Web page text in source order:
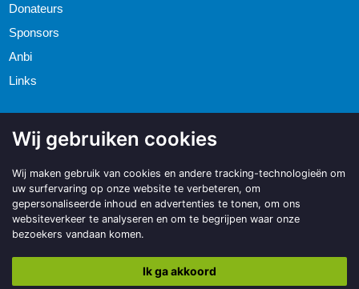
Wij gebruiken cookies
Wij maken gebruik van cookies en andere tracking-technologieën om
uw surfervaring op onze website te verbeteren, om
gepersonaliseerde inhoud en advertenties te tonen, om ons
websiteverkeer te analyseren en om te begrijpen waar onze
bezoekers vandaan komen.
Ik ga akkoord
Donateurs
Sponsors
Anbi
Links